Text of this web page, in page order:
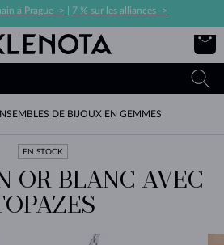
à Prague -> 7 % sur les alliances ->
DE BIJOUX EN GEMMES
EN STOCK
OR BLANC AVEC